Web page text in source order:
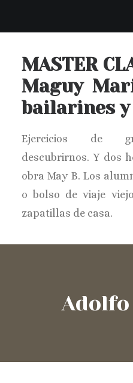
MASTER
Maguy
bailarines
Ejercicios de
descubrirnos. Y dos
obra May B. Los
o bolso de viaje
zapatillas de casa.
Adolfo